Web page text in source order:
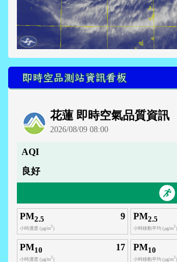
即時空品測站資訊看板